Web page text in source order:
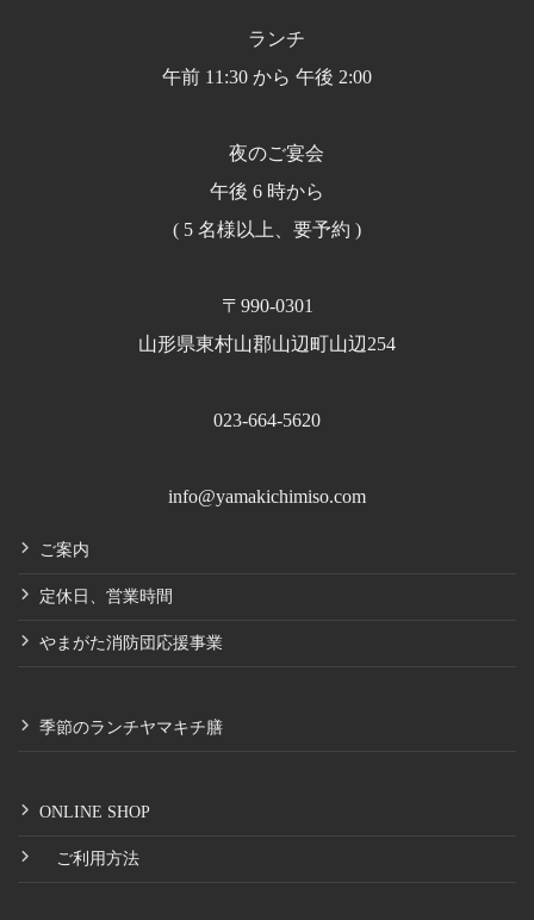
ランチ
午前 11:30 から 午後 2:00
夜のご宴会
午後 6 時から
( 5 名様以上、要予約 )
〒990-0301
山形県東村山郡山辺町山辺254
023-664-5620
info@yamakichimiso.com
ご案内
定休日、営業時間
やまがた消防団応援事業
季節のランチヤマキチ膳
ONLINE SHOP
ご利用方法